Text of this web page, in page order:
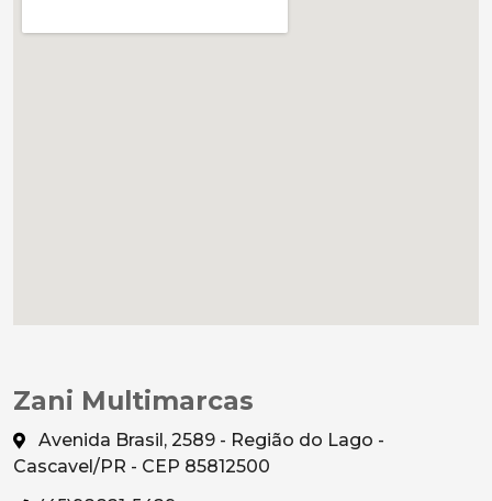
Zani Multimarcas
Avenida Brasil, 2589 - Região do Lago -
Cascavel/PR - CEP 85812500